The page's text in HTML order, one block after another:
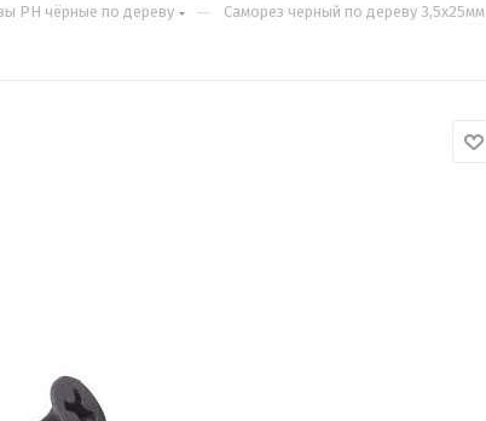
PH чёрные по дереву — Саморез черный по дереву 3,5х25мм